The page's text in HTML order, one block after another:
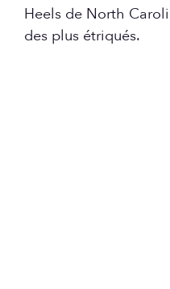
Heels de North
des plus étriqués.